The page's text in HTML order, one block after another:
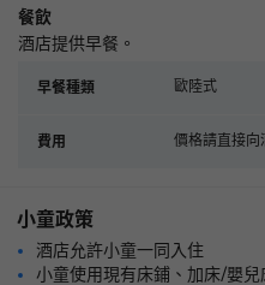
餐飲
酒店提供早餐。
早餐種類 歐陸式
費用 價格請直接向
小童政策
酒店允許小童一同入住
小童使用現有床鋪、加床/嬰